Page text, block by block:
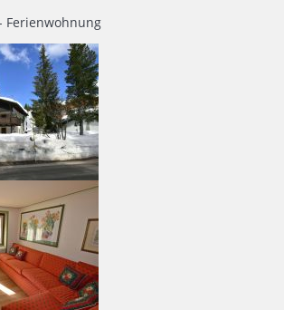
Ferienwohnung